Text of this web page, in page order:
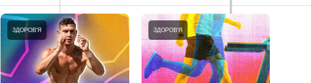
ЗДОРОВ'Я ЗДОРОВ'Я